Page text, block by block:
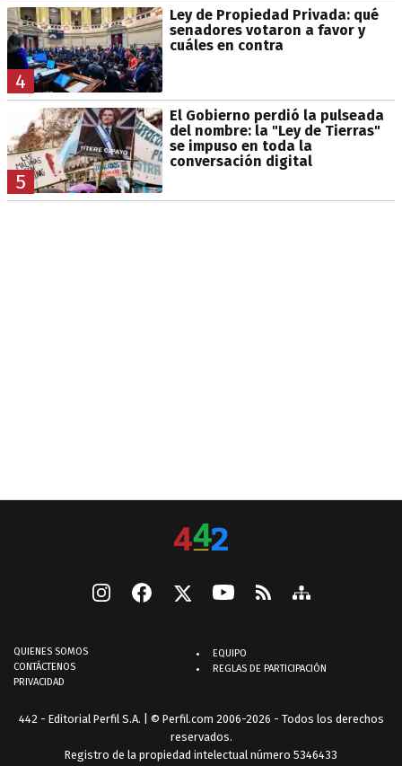
4
Ley de Propiedad Privada: qué
senadores votaron a favor y
cuáles en contra
5
El Gobierno perdió la pulseada
del nombre: la "Ley de Tierras"
se impuso en toda la
conversación digital
QUIENES SOMOS
CONTÁCTENOS
PRIVACIDAD
EQUIPO
REGLAS DE PARTICIPACIÓN
442 - Editorial Perfil S.A. | © Perfil.com 2006-2026 - Todos los derechos
reservados.
Registro de la propiedad intelectual número 5346433